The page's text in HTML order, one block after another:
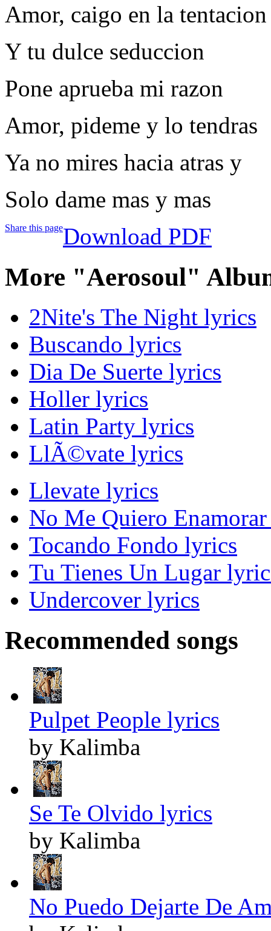
Amor, caigo en la tentacion
Y tu dulce seduccion
Pone aprueba mi razon
Amor, pideme y lo tendras
Ya no mires hacia atras y
Solo dame mas y mas
Share this pageDownload PDF
More "Aerosoul"
2Nite's The Night lyrics
Buscando lyrics
Dia De Suerte lyrics
Holler lyrics
Latin Party lyrics
LlÃ©vate lyrics
Llevate lyrics
No Me Quiero
Tocando Fondo lyrics
Tu Tienes Un Lugar
Undercover lyrics
Recommended songs
Pulpet People lyrics
by Kalimba
Se Te Olvido lyrics
by Kalimba
No Puedo Dejarte De